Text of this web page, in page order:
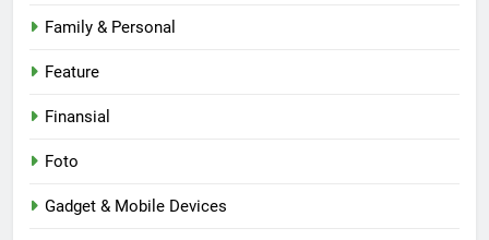
Family & Personal
Feature
Finansial
Foto
Gadget & Mobile Devices